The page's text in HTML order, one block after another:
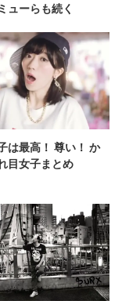
ューらも続く
は最高！ 尊い！ か
目女子まとめ